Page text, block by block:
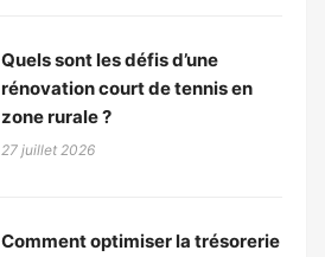
Quels sont les défis d’une
rénovation court de tennis en
zone rurale ?
27 juillet 2026
Comment optimiser la trésorerie